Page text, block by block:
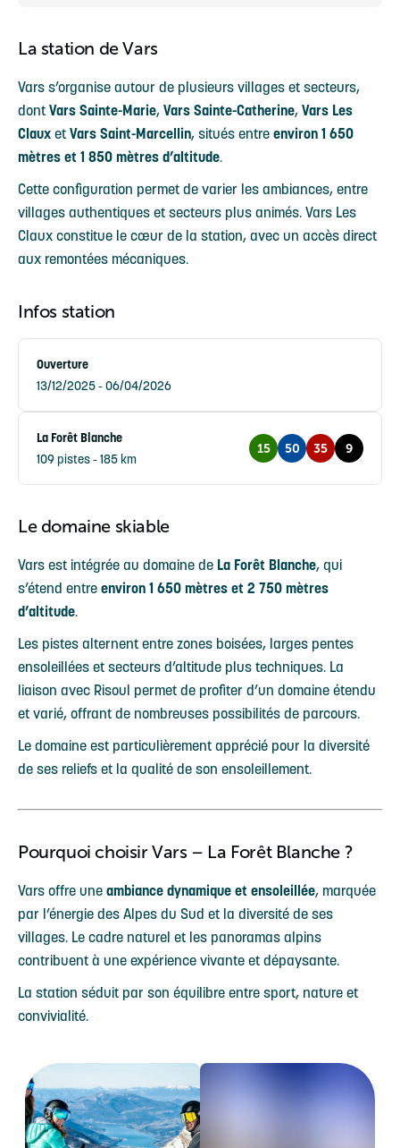
La station de Vars
Vars s’organise autour de plusieurs villages et secteurs,
dont Vars Sainte-Marie, Vars Sainte-Catherine, Vars Les
Claux et Vars Saint-Marcellin, situés entre environ 1 650
mètres et 1 850 mètres d’altitude.
Cette configuration permet de varier les ambiances, entre
villages authentiques et secteurs plus animés. Vars Les
Claux constitue le cœur de la station, avec un accès direct
aux remontées mécaniques.
Infos station
Ouverture
13/12/2025 - 06/04/2026
La Forêt Blanche
109 pistes - 185 km
15 50 35 9
Le domaine skiable
Vars est intégrée au domaine de La Forêt Blanche, qui
s’étend entre environ 1 650 mètres et 2 750 mètres
d’altitude.
Les pistes alternent entre zones boisées, larges pentes
ensoleillées et secteurs d’altitude plus techniques. La
liaison avec Risoul permet de profiter d’un domaine étendu
et varié, offrant de nombreuses possibilités de parcours.
Le domaine est particulièrement apprécié pour la diversité
de ses reliefs et la qualité de son ensoleillement.
Pourquoi choisir Vars – La Forêt Blanche ?
Vars offre une ambiance dynamique et ensoleillée, marquée
par l’énergie des Alpes du Sud et la diversité de ses
villages. Le cadre naturel et les panoramas alpins
contribuent à une expérience vivante et dépaysante.
La station séduit par son équilibre entre sport, nature et
convivialité.